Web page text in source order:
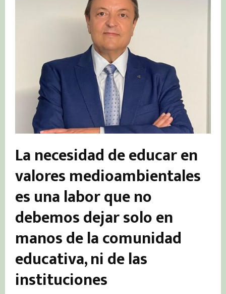
La necesidad de educar en
valores medioambientales
es una labor que no
debemos dejar solo en
manos de la comunidad
educativa, ni de las
instituciones